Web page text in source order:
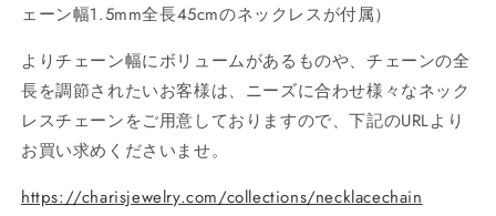
ェーン幅1.5mm全長45cmのネックレスが付属）
よりチェーン幅にボリュームがあるものや、チェーンの全
長を調節されたいお客様は、ニーズに合わせ様々なネック
レスチェーンをご用意しておりますので、下記のURLより
お買い求めくださいませ。
https://charisjewelry.com/collections/necklacechain